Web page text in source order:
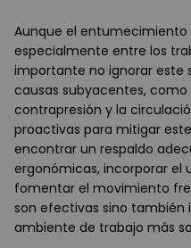
Aunque el entumecimiento
especialmente entre los
importante no ignorar este
causas subyacentes,
contrapresión y la
proactivas para mitigar
encontrar un respaldo
ergonómicas, incorporar el
fomentar el movimiento
son efectivas sino
ambiente de trabajo más